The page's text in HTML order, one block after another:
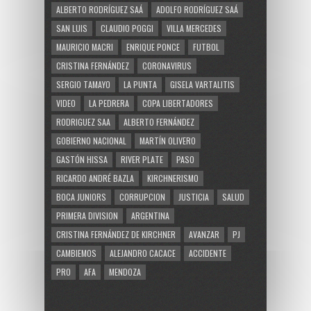
ALBERTO RODRÍGUEZ SAÁ
ADOLFO RODRÍGUEZ SAÁ
SAN LUIS
CLAUDIO POGGI
VILLA MERCEDES
MAURICIO MACRI
ENRIQUE PONCE
FUTBOL
CRISTINA FERNÁNDEZ
CORONAVIRUS
SERGIO TAMAYO
LA PUNTA
GISELA VARTALITIS
VIDEO
LA PEDRERA
COPA LIBERTADORES
RODRIGUEZ SAA
ALBERTO FERNÁNDEZ
GOBIERNO NACIONAL
MARTÍN OLIVERO
GASTÓN HISSA
RIVER PLATE
PASO
RICARDO ANDRÉ BAZLA
KIRCHNERISMO
BOCA JUNIORS
CORRUPCION JUSTICIA
SALUD
PRIMERA DIVISION
ARGENTINA
CRISTINA FERNÁNDEZ DE KIRCHNER
AVANZAR
PJ
CAMBIEMOS
ALEJANDRO CACACE
ACCIDENTE
PRO
AFA MENDOZA